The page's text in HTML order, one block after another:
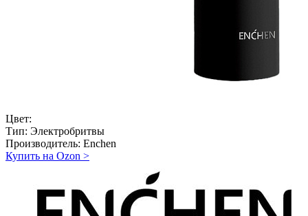
Цвет:
Тип: Электробритвы
Производитель: Enchen
Купить на Ozon >